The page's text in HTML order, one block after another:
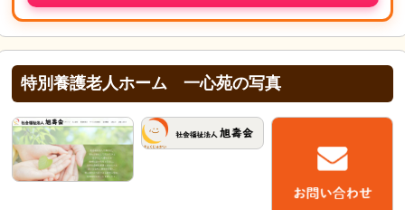
特別養護老人ホーム 一心苑の写真